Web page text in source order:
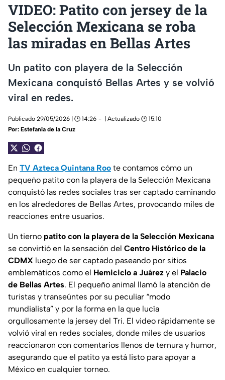
VIDEO: Patito con jersey de la
Selección Mexicana se roba
las miradas en Bellas Artes
Un patito con playera de la Selección
Mexicana conquistó Bellas Artes y se volvió
viral en redes.
Publicado 29/05/2026 | 🕑 14:26
| Actualizado 🕑 15:10
Por: Estefanía de la Cruz
En TV Azteca Quintana Roo te contamos cómo un
pequeño patito con la playera de la Selección Mexicana
conquistó las redes sociales tras ser captado caminando
en los alrededores de Bellas Artes, provocando miles de
reacciones entre usuarios.
Un tierno patito con la playera de la Selección Mexicana
se convirtió en la sensación del Centro Histórico de la
CDMX luego de ser captado paseando por sitios
emblemáticos como el Hemiciclo a Juárez y el Palacio
de Bellas Artes. El pequeño animal llamó la atención de
turistas y transeúntes por su peculiar “modo
mundialista” y por la forma en la que lucía
orgullosamente la jersey del Tri. El video rápidamente se
volvió viral en redes sociales, donde miles de usuarios
reaccionaron con comentarios llenos de ternura y humor,
asegurando que el patito ya está listo para apoyar a
México en cualquier torneo.